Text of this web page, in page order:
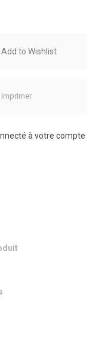
Add to Wishlist
Imprimer
à votre compte